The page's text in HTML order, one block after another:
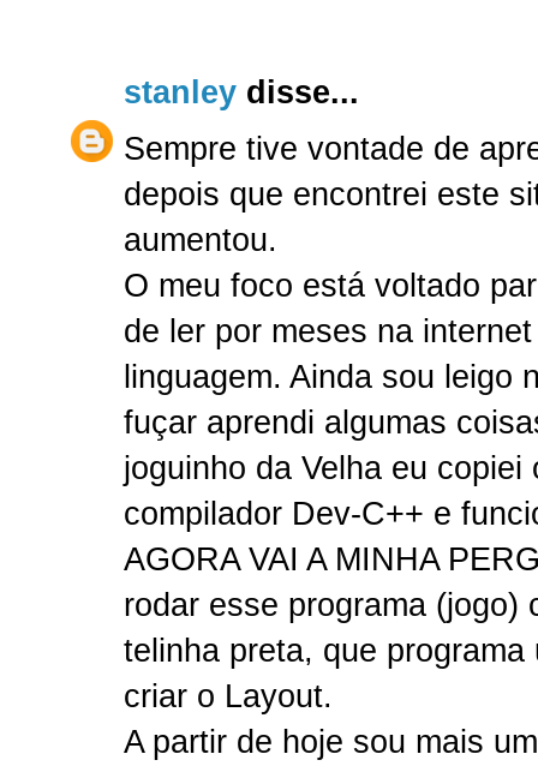
stanley disse...
Sempre tive vontade de
depois que encontrei este
aumentou.
O meu foco está voltado
de ler por meses na
linguagem. Ainda sou leigo
fuçar aprendi algumas
joguinho da Velha eu
compilador Dev-C++ e
AGORA VAI A MINHA
rodar esse programa (jogo)
telinha preta, que
criar o Layout.
A partir de hoje sou mais